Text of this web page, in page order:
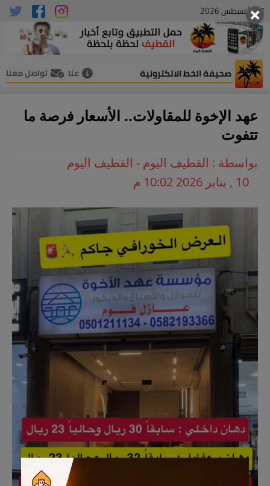
07 , أغسطس 2026
صحيفة الخط الالكترونية عنا تواصل معنا
عهد الإخوة للمقاولات.. الأسعار فرصة ما
تتفوت
بواسطة : القطيف اليوم - القطيف اليوم
10 , يناير 2026 10:02 م